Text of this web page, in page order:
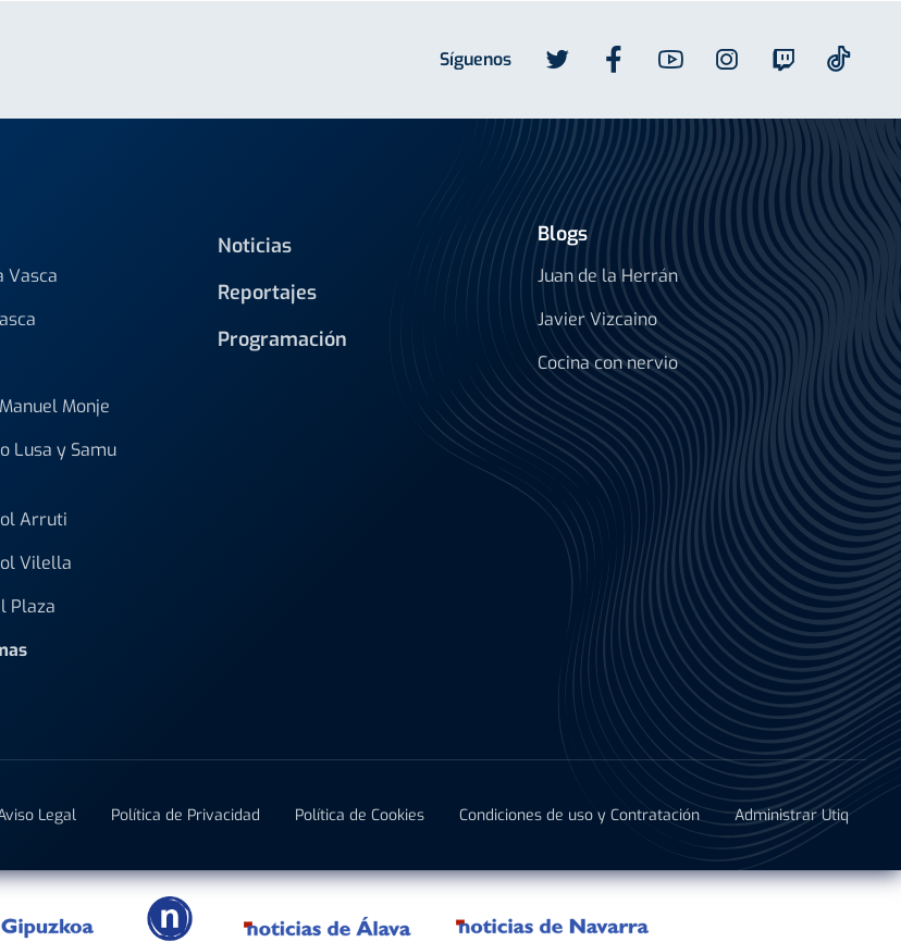
Síguenos
Vasca
Monje
Lusa y Samu
Arruti
Vilella
Plaza
Noticias
Reportajes
Programación
Blogs
Juan de la Herrán
Javier Vizcaino
Cocina con nervio
Legal Política de Privacidad Política de Cookies Condiciones de uso y Contratación Administrar Utiq